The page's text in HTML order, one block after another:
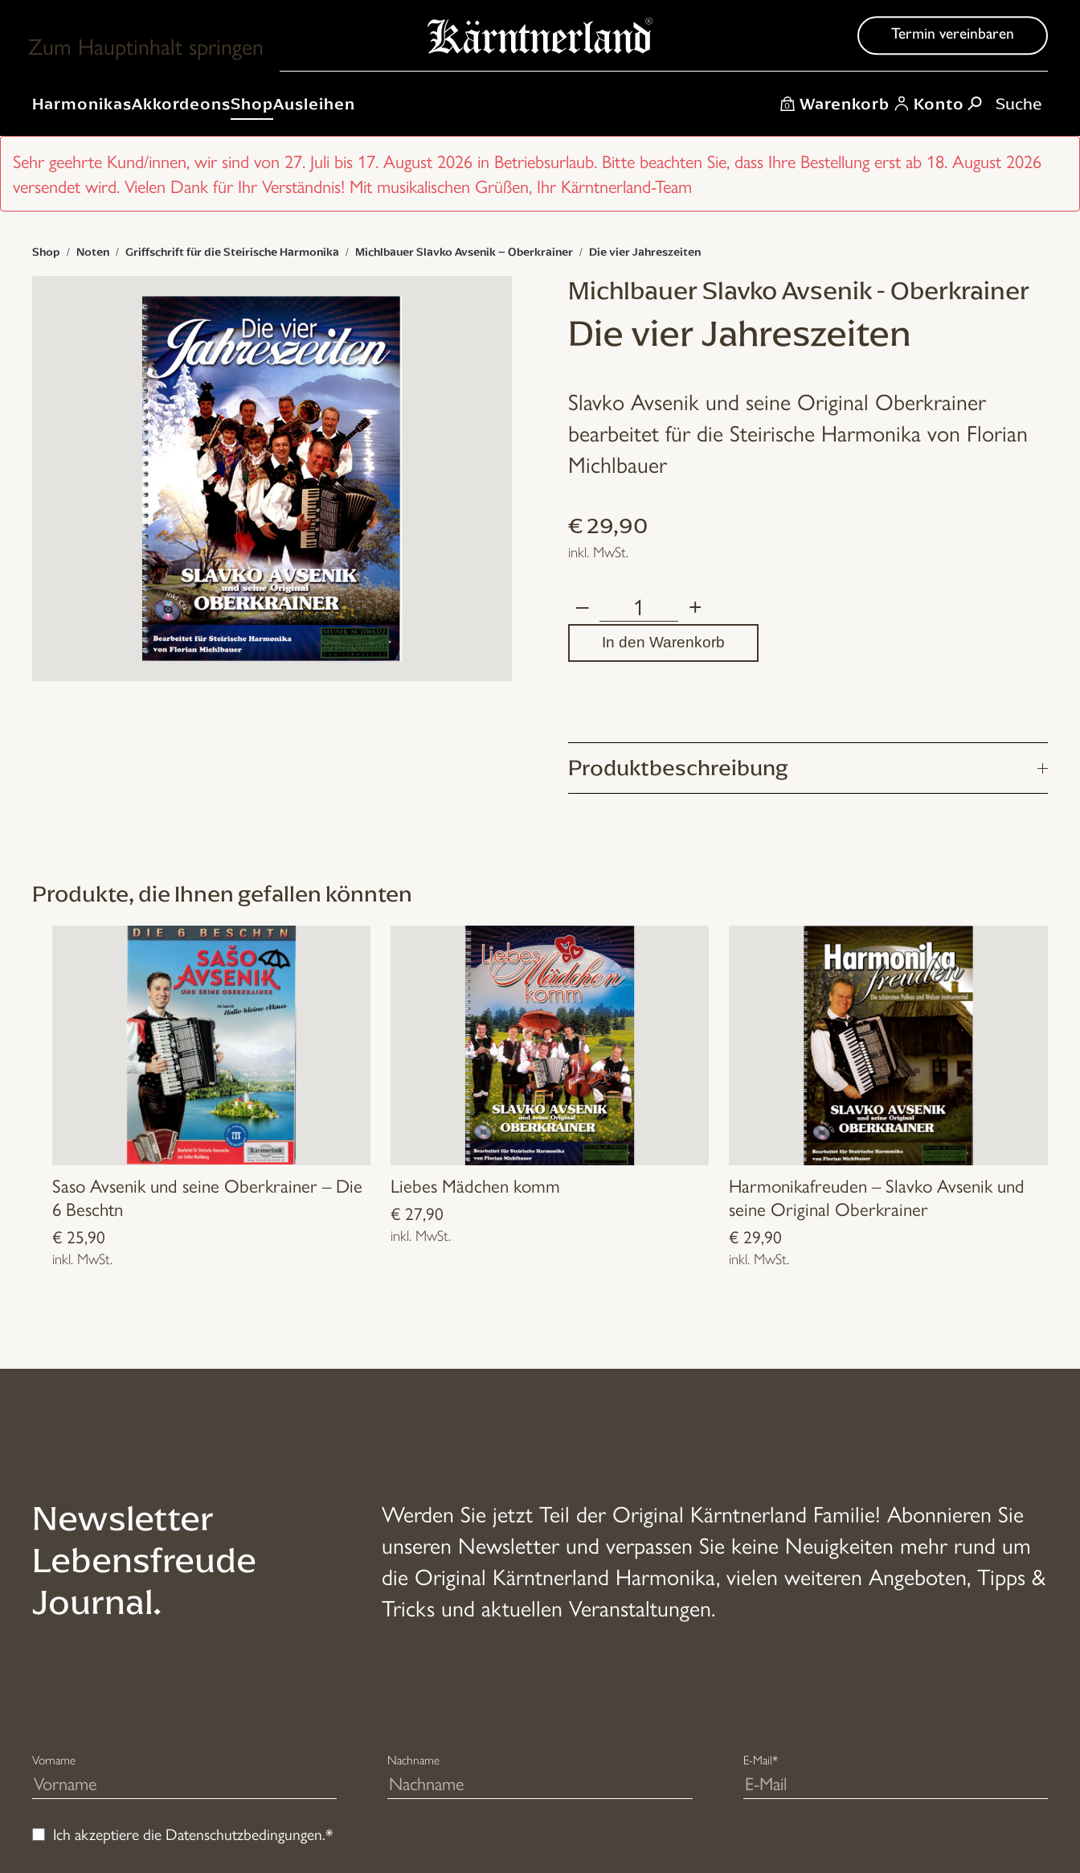
Zum Hauptinhalt springen Termin vereinbaren
HarmonikasAkkordeonsShopAusleihen Warenkorb
0 Konto
Sehr geehrte Kund/innen, wir sind von 27. Juli bis 17. August 2026 in Betriebsurlaub. Bitte beachten Sie, dass Ihre Bestellung erst ab 18. August 2026
versendet wird. Vielen Dank für Ihr Verständnis! Mit musikalischen Grüßen, Ihr Kärntnerland-Team
Shop Noten Griffschrift für die Steirische Harmonika Michlbauer Slavko Avsenik – Oberkrainer Die vier Jahreszeiten
Michlbauer Slavko Avsenik - Oberkrainer
Die vier Jahreszeiten
Slavko Avsenik und seine Original Oberkrainer
bearbeitet für die Steirische Harmonika von Florian
Michlbauer
€29,90
inkl. MwSt.
–
Die
+
In den Warenkorb
Produktbeschreibung
Produkte, die Ihnen gefallen könnten
Saso Avsenik und seine Oberkrainer – Die
6 Beschtn
€ 25,90
inkl. MwSt.
Liebes Mädchen komm
€ 27,90
inkl. MwSt.
Harmonikafreuden – Slavko Avsenik und
seine Original Oberkrainer
€ 29,90
inkl. MwSt.
Newsletter
Lebensfreude
Journal.
Werden Sie jetzt Teil der Original Kärntnerland Familie! Abonnieren Sie
unseren Newsletter und verpassen Sie keine Neuigkeiten mehr rund um
die Original Kärntnerland Harmonika, vielen weiteren Angeboten, Tipps &
Tricks und aktuellen Veranstaltungen.
Vorname Nachname E-Mail*
Ich akzeptiere die Datenschutzbedingungen.*